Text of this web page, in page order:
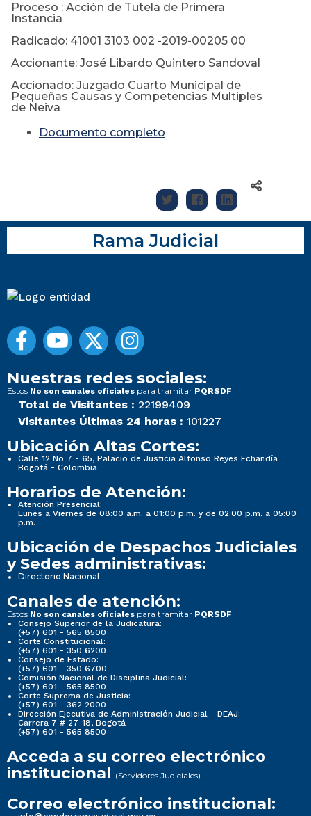
Proceso : Acción de Tutela de Primera
Instancia
Radicado: 41001 3103 002 -2019-00205 00
Accionante: José Libardo Quintero Sandoval
Accionado: Juzgado Cuarto Municipal de
Pequeñas Causas y Competencias Multiples
de Neiva
Documento completo
Rama Judicial
Nuestras redes sociales:
Estos No son canales oficiales para tramitar PQRSDF
Total de Visitantes : 22199409
Visitantes Últimas 24 horas : 101227
Ubicación Altas Cortes:
Calle 12 No 7 - 65, Palacio de Justicia Alfonso Reyes Echandía
Bogotá - Colombia
Horarios de Atención:
Atención Presencial:
Lunes a Viernes de 08:00 a.m. a 01:00 p.m. y de 02:00 p.m. a 05:00
p.m.
Ubicación de Despachos Judiciales
y Sedes administrativas:
Directorio Nacional
Canales de atención:
Estos No son canales oficiales para tramitar PQRSDF
Consejo Superior de la Judicatura:
(+57) 601 - 565 8500
Corte Constitucional:
(+57) 601 - 350 6200
Consejo de Estado:
(+57) 601 - 350 6700
Comisión Nacional de Disciplina Judicial:
(+57) 601 - 565 8500
Corte Suprema de Justicia:
(+57) 601 - 362 2000
Dirección Ejecutiva de Administración Judicial - DEAJ:
Carrera 7 # 27-18, Bogotá
(+57) 601 - 565 8500
Acceda a su correo electrónico
institucional (Servidores Judiciales)
Correo electrónico institucional: